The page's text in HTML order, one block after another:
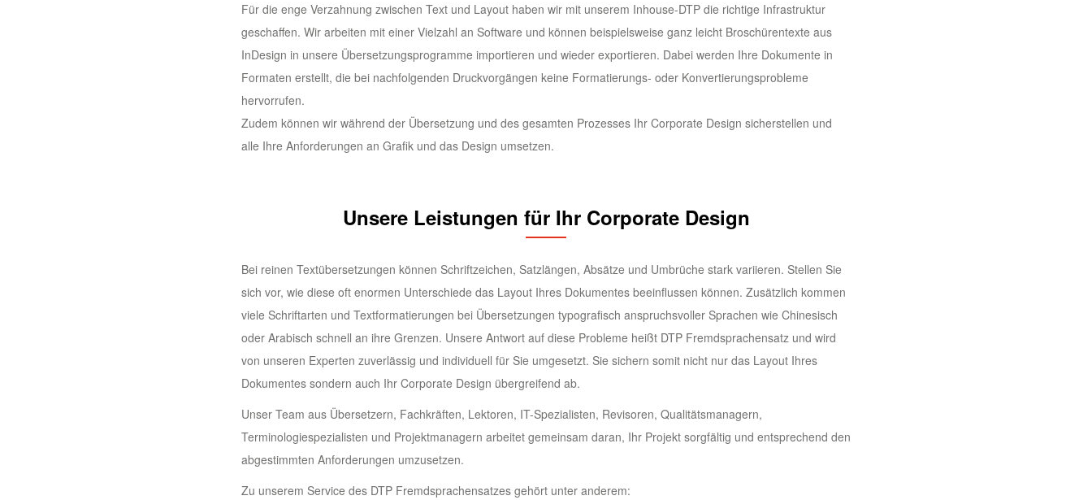
Für die enge Verzahnung zwischen Text und Layout haben wir mit unserem Inhouse-DTP die richtige Infrastruktur
geschaffen. Wir arbeiten mit einer Vielzahl an Software und können beispielsweise ganz leicht Broschürentexte aus
InDesign in unsere Übersetzungsprogramme importieren und wieder exportieren. Dabei werden Ihre Dokumente in
Formaten erstellt, die bei nachfolgenden Druckvorgängen keine Formatierungs- oder Konvertierungsprobleme
hervorrufen.
Zudem können wir während der Übersetzung und des gesamten Prozesses Ihr Corporate Design sicherstellen und
alle Ihre Anforderungen an Grafik und das Design umsetzen.
Unsere Leistungen für Ihr Corporate Design
Bei reinen Textübersetzungen können Schriftzeichen, Satzlängen, Absätze und Umbrüche stark variieren. Stellen Sie
sich vor, wie diese oft enormen Unterschiede das Layout Ihres Dokumentes beeinflussen können. Zusätzlich kommen
viele Schriftarten und Textformatierungen bei Übersetzungen typografisch anspruchsvoller Sprachen wie Chinesisch
oder Arabisch schnell an ihre Grenzen. Unsere Antwort auf diese Probleme heißt DTP Fremdsprachensatz und wird
von unseren Experten zuverlässig und individuell für Sie umgesetzt. Sie sichern somit nicht nur das Layout Ihres
Dokumentes sondern auch Ihr Corporate Design übergreifend ab.
Unser Team aus Übersetzern, Fachkräften, Lektoren, IT-Spezialisten, Revisoren, Qualitätsmanagern,
Terminologiespezialisten und Projektmanagern arbeitet gemeinsam daran, Ihr Projekt sorgfältig und entsprechend den
abgestimmten Anforderungen umzusetzen.
Zu unserem Service des DTP Fremdsprachensatzes gehört unter anderem: